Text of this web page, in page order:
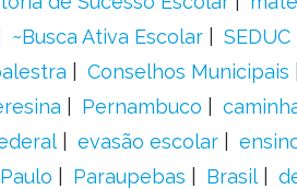
~Busca Ativa Escolar SEDUC
Conselhos Municipais
Pernambuco
evasão escolar
Paraupebas Brasil